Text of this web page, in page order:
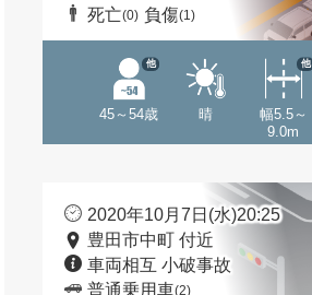
死亡(0) 負傷(1)
45～54歳
他
晴
幅5.5～
9.0m
他
2020年10月7日(水)20:25
豊田市中町 付近
車両相互 小破事故
普通乗用車(2)